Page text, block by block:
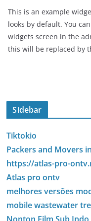
This is an example
looks by default. You
widgets screen in the
this will be replaced by
Sidebar
Tiktokio
Packers and Movers
https://atlas-pro-
Atlas pro ontv
melhores versões
mobile wastewater